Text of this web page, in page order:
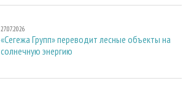
27.07.2026
«Сегежа Групп» переводит лесные объекты на
солнечную энергию